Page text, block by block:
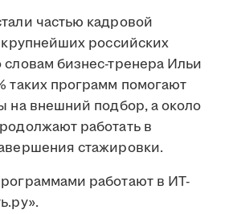
частью кадровой
российских
бизнес-тренера Ильи
таких программ помогают
на внешний подбор, а около
работать в
стажировки.
работают в ИТ-